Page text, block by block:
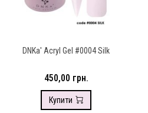
DNKa' Аcryl Gel #0004 Silk
450,00 грн.
Купити